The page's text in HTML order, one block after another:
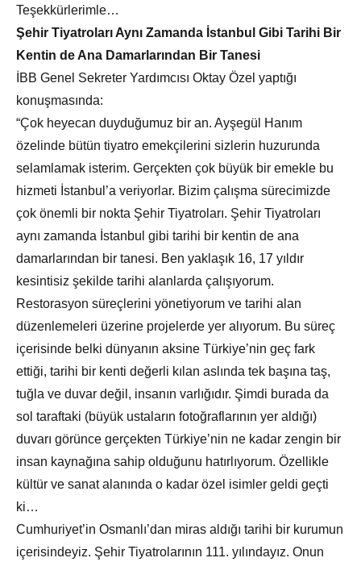
Teşekkürlerimle…
Şehir Tiyatroları Aynı Zamanda İstanbul Gibi Tarihi Bir
Kentin de Ana Damarlarından Bir Tanesi
İBB Genel Sekreter Yardımcısı Oktay Özel yaptığı
konuşmasında:
“Çok heyecan duyduğumuz bir an. Ayşegül Hanım
özelinde bütün tiyatro emekçilerini sizlerin huzurunda
selamlamak isterim. Gerçekten çok büyük bir emekle bu
hizmeti İstanbul’a veriyorlar. Bizim çalışma sürecimizde
çok önemli bir nokta Şehir Tiyatroları. Şehir Tiyatroları
aynı zamanda İstanbul gibi tarihi bir kentin de ana
damarlarından bir tanesi. Ben yaklaşık 16, 17 yıldır
kesintisiz şekilde tarihi alanlarda çalışıyorum.
Restorasyon süreçlerini yönetiyorum ve tarihi alan
düzenlemeleri üzerine projelerde yer alıyorum. Bu süreç
içerisinde belki dünyanın aksine Türkiye’nin geç fark
ettiği, tarihi bir kenti değerli kılan aslında tek başına taş,
tuğla ve duvar değil, insanın varlığıdır. Şimdi burada da
sol taraftaki (büyük ustaların fotoğraflarının yer aldığı)
duvarı görünce gerçekten Türkiye’nin ne kadar zengin bir
insan kaynağına sahip olduğunu hatırlıyorum. Özellikle
kültür ve sanat alanında o kadar özel isimler geldi geçti
ki…
Cumhuriyet’in Osmanlı’dan miras aldığı tarihi bir kurumun
içerisindeyiz. Şehir Tiyatrolarının 111. yılındayız. Onun